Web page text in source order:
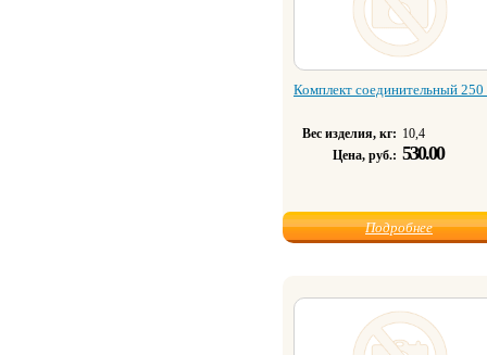
Комплект соединительный
Вес изделия, кг: 10,4
Цена, руб.: 530.00
Подробнее